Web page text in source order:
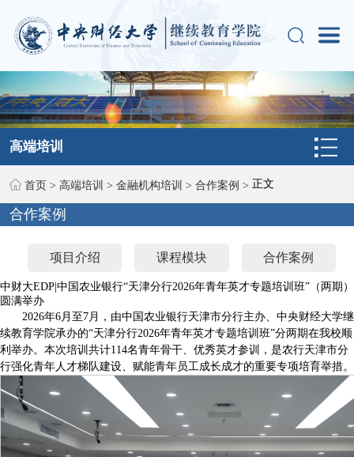
高端培训
首页 > 高端培训 > 金融机构培训 > 合作案例 > 正文
合作案例
项目介绍 课程模块 合作案例
中财大EDP|中国农业银行“天津分行2026年青年英才专题培训班”（两期）
圆满举办
2026年6月至7月，由中国农业银行天津市分行主办、中央财经大学继
续教育学院承办的“天津分行2026年青年英才专题培训班”分两期在我校顺
利举办。本次培训共计114名青年骨干、优秀英才参训，是农行天津市分
行强化青年人才梯队建设、赋能青年员工成长成才的重要专项培育举措。